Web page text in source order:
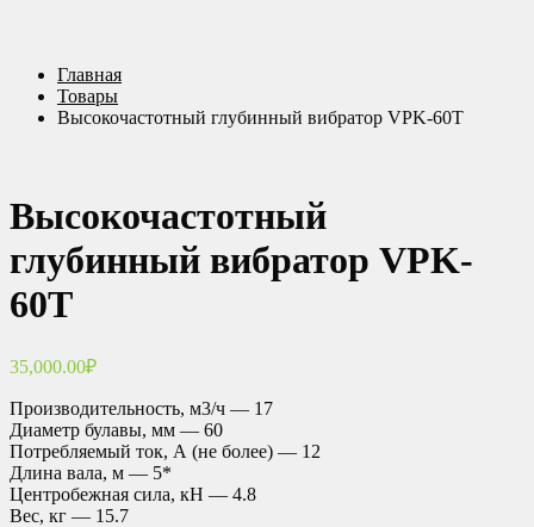
Главная
Товары
Высокочастотный глубинный вибратор VPK-60T
Высокочастотный
глубинный вибратор VPK-
60T
35,000.00₽
Производительность, м3/ч — 17
Диаметр булавы, мм — 60
Потребляемый ток, А (не более) — 12
Длина вала, м — 5*
Центробежная сила, кН — 4.8
Вес, кг — 15.7